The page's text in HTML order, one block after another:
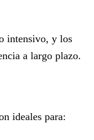
intensivo, y los
a largo plazo.
ideales para: